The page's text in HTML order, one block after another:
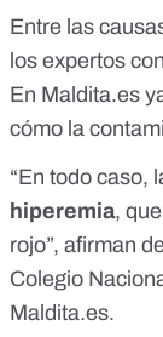
Entre las
los expertos
En Maldita.es
cómo la
“En todo caso,
hiperemia,
rojo”, afirman
Colegio
Maldita.es.